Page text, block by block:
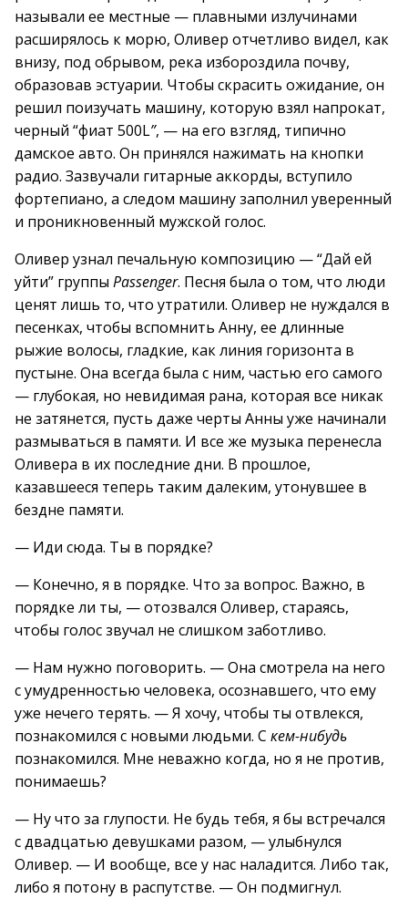
называли ее местные — плавными излучинами
расширялось к морю, Оливер отчетливо видел, как
внизу, под обрывом, река избороздила почву,
образовав эстуарии. Чтобы скрасить ожидание, он
решил поизучать машину, которую взял напрокат,
черный “фиат 500L”, — на его взгляд, типично
дамское авто. Он принялся нажимать на кнопки
радио. Зазвучали гитарные аккорды, вступило
фортепиано, а следом машину заполнил уверенный
и проникновенный мужской голос.
Оливер узнал печальную композицию — “Дай ей
уйти” группы Passenger. Песня была о том, что люди
ценят лишь то, что утратили. Оливер не нуждался в
песенках, чтобы вспомнить Анну, ее длинные
рыжие волосы, гладкие, как линия горизонта в
пустыне. Она всегда была с ним, частью его самого
— глубокая, но невидимая рана, которая все никак
не затянется, пусть даже черты Анны уже начинали
размываться в памяти. И все же музыка перенесла
Оливера в их последние дни. В прошлое,
казавшееся теперь таким далеким, утонувшее в
бездне памяти.
— Иди сюда. Ты в порядке?
— Конечно, я в порядке. Что за вопрос. Важно, в
порядке ли ты, — отозвался Оливер, стараясь,
чтобы голос звучал не слишком заботливо.
— Нам нужно поговорить. — Она смотрела на него
с умудренностью человека, осознавшего, что ему
уже нечего терять. — Я хочу, чтобы ты отвлекся,
познакомился с новыми людьми. С кем-нибудь
познакомился. Мне неважно когда, но я не против,
понимаешь?
— Ну что за глупости. Не будь тебя, я бы встречался
с двадцатью девушками разом, — улыбнулся
Оливер. — И вообще, все у нас наладится. Либо так,
либо я потону в распутстве. — Он подмигнул.